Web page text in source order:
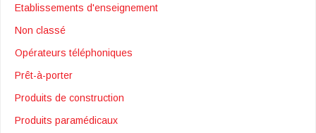
Etablissements d'enseignement
Non classé
Opérateurs téléphoniques
Prêt-à-porter
Produits de construction
Produits paramédicaux